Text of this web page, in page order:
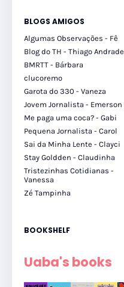
BLOGS AMIGOS
Algumas Observações - Fê
Blog do TH - Thiago Andrade
BMRTT - Bárbara
clucoremo
Garota do 330 - Vaneza
Jovem Jornalista - Emerson
Me paga uma coca? - Gabi
Pequena Jornalista - Carol
Sai da Minha Lente - Clayci
Stay Goldden - Claudinha
Tristezinhas Cotidianas -
Vanessa
Zé Tampinha
BOOKSHELF
Uaba's books